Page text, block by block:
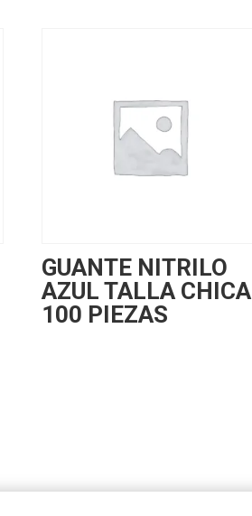
GUANTE NITRILO
AZUL TALLA CHICA
100 PIEZAS